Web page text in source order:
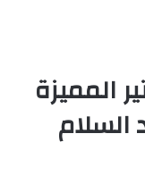
المميزة
السلام